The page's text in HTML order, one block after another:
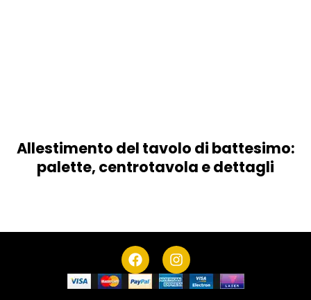
Allestimento del tavolo di battesimo:
palette, centrotavola e dettagli
F
a
c
e
I
n
s
t